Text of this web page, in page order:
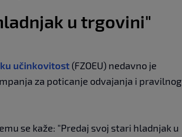
u trgovini"
učinkovitost (FZOEU) nedavno je
za poticanje odvajanja i pravilnog
se kaže: "Predaj svoj stari hladnjak u